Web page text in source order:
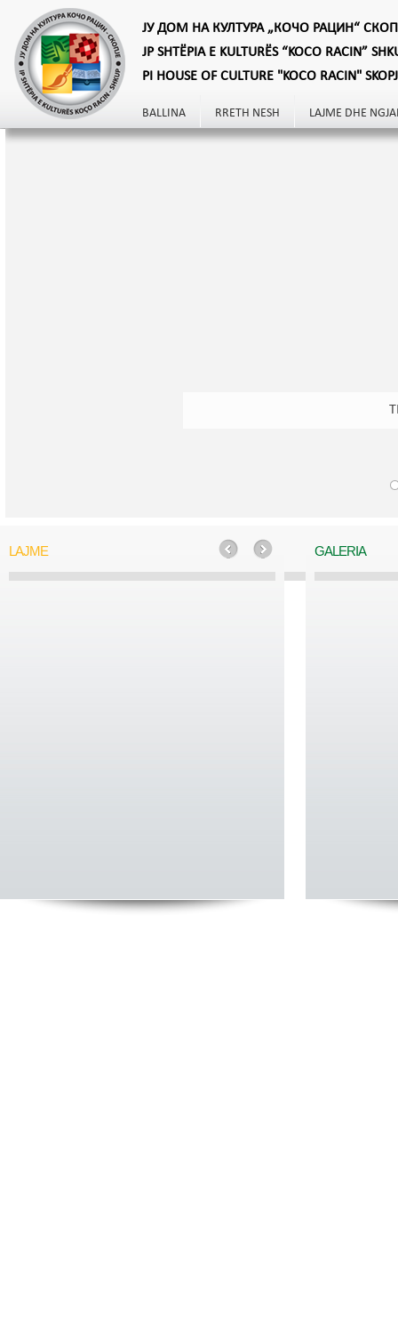
ЈУ ДОМ НА КУЛТУРА „КОЧО РАЦИН“
JP SHTËPIA E KULTURËS “KOCO RACIN”
PI HOUSE OF CULTURE "KOCO RACIN"
BALLINA RRETH NESH LAJME DHE
LAJME GALERIA